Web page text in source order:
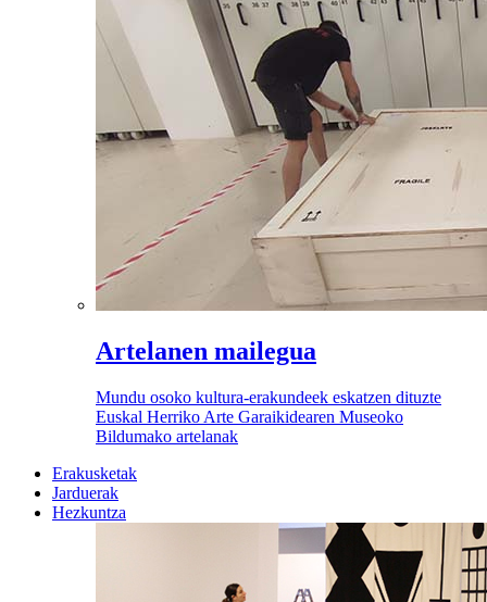
Artelanen mailegua
Mundu osoko kultura-erakundeek eskatzen dituzte
Euskal Herriko Arte Garaikidearen Museoko
Bildumako artelanak
Erakusketak
Jarduerak
Hezkuntza